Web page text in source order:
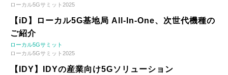
ローカル5Gサミット2025
【iD】ローカル5G基地局 All-In-One、次世代機種の
ご紹介
ローカル5Gサミット
ローカル5Gサミット2025
【IDY】IDYの産業向け5Gソリューション